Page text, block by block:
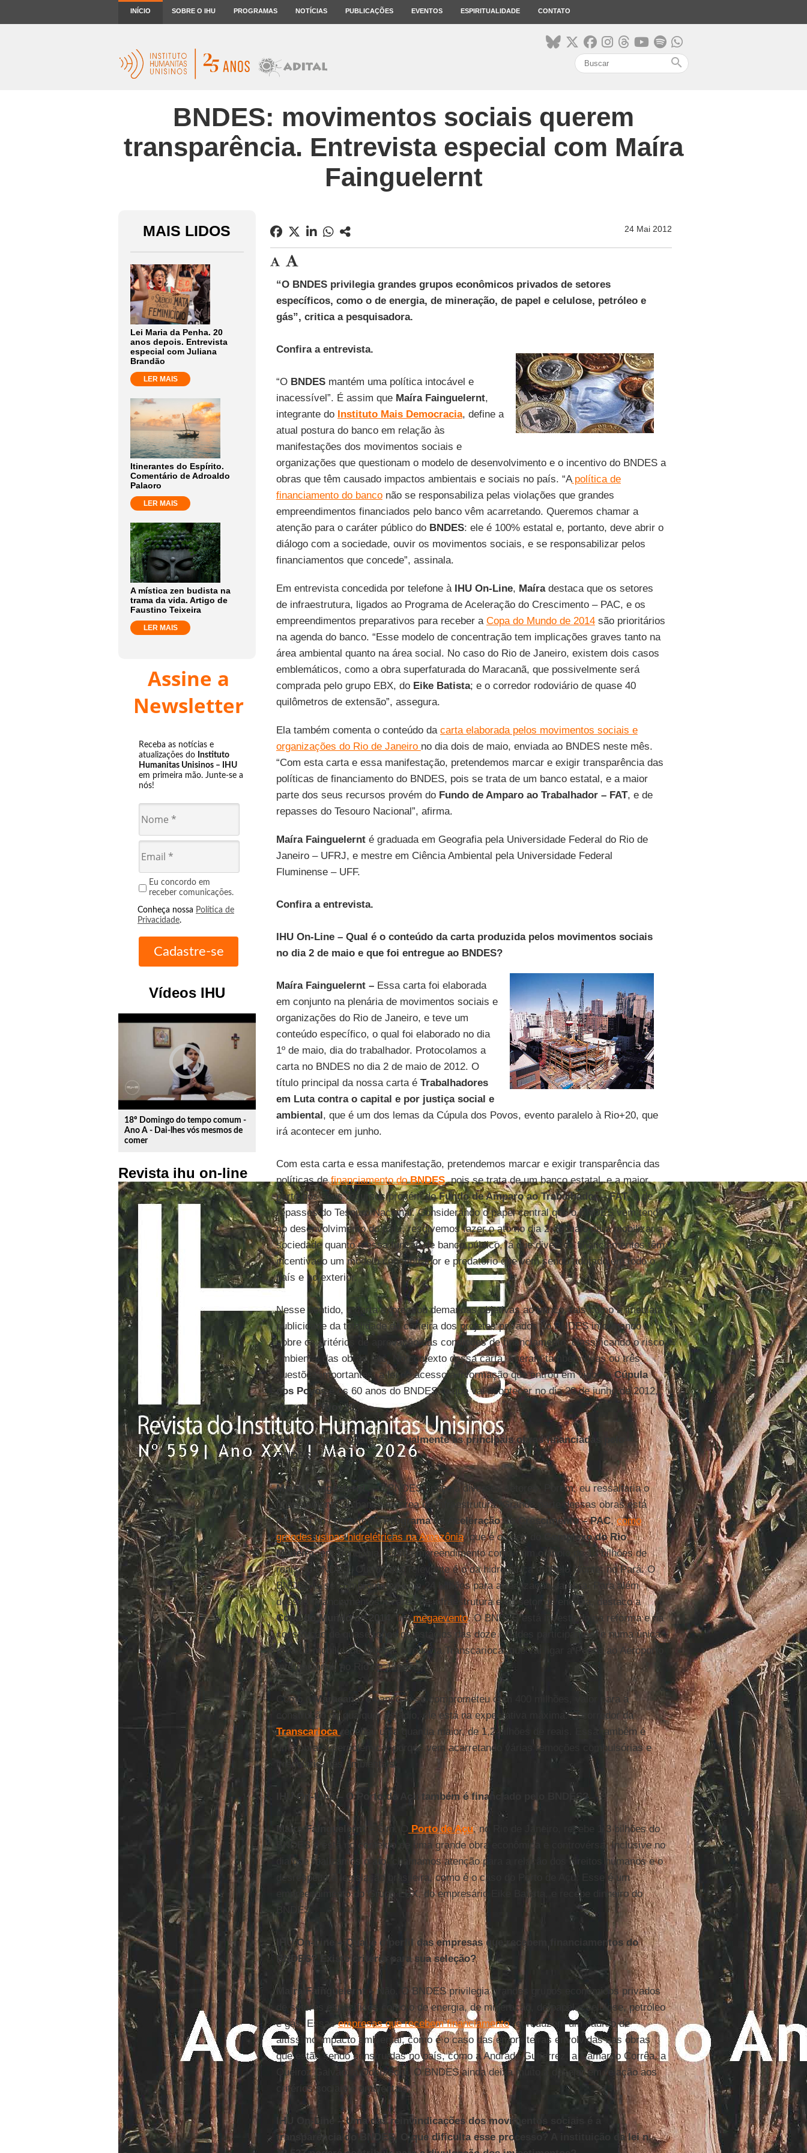
INÍCIO SOBRE O IHU PROGRAMAS NOTÍCIAS PUBLICAÇÕES EVENTOS ESPIRITUALIDADE CONTATO
search
BNDES: movimentos sociais querem
transparência. Entrevista especial com Maíra
Fainguelernt
MAIS LIDOS
Lei Maria da Penha. 20
anos depois. Entrevista
especial com Juliana
Brandão
LER MAIS
Itinerantes do Espírito.
Comentário de Adroaldo
Palaoro
LER MAIS
A mística zen budista na
trama da vida. Artigo de
Faustino Teixeira
LER MAIS
Assine a
Newsletter
Receba as notícias e
atualizações do Instituto
Humanitas Unisinos – IHU
em primeira mão. Junte-se a
nós!
Eu concordo em
receber comunicações.
Conheça nossa Política de
Privacidade.
Vídeos IHU
play_circle_outline
18º Domingo do tempo comum -
Ano A - Dai-lhes vós mesmos de
comer
Revista ihu on-line
24 Mai 2012
“O BNDES privilegia grandes grupos econômicos privados de setores
específicos, como o de energia, de mineração, de papel e celulose, petróleo e
gás”, critica a pesquisadora.
Confira a entrevista.
“O BNDES mantém uma política intocável e
inacessível”. É assim que Maíra Fainguelernt,
integrante do Instituto Mais Democracia, define a
atual postura do banco em relação às
manifestações dos movimentos sociais e
organizações que questionam o modelo de desenvolvimento e o incentivo do BNDES a
obras que têm causado impactos ambientais e sociais no país. “Apolítica de
financiamento do banconão se responsabiliza pelas violações que grandes
empreendimentos financiados pelo banco vêm acarretando. Queremos chamar a
atenção para o caráter público do BNDES: ele é 100% estatal e, portanto, deve abrir o
diálogo com a sociedade, ouvir os movimentos sociais, e se responsabilizar pelos
financiamentos que concede”, assinala.
Em entrevista concedida por telefone àIHU On-Line, Maíra destaca que os setores
de infraestrutura, ligados ao Programa de Aceleração do Crescimento – PAC, e os
empreendimentos preparativos para receber a Copa do Mundo de 2014são prioritários
na agenda do banco. “Esse modelo de concentração tem implicações graves tanto na
área ambiental quanto na área social. No caso do Rio de Janeiro, existem dois casos
emblemáticos, como a obra superfaturada do Maracanã, que possivelmente será
comprada pelo grupo EBX, do Eike Batista; e o corredor rodoviário de quase 40
quilômetros de extensão”, assegura.
Ela também comenta o conteúdo da carta elaborada pelos movimentos sociais e
organizações do Rio de Janeiro no dia dois de maio, enviada ao BNDES neste mês.
“Com esta carta e essa manifestação, pretendemos marcar e exigir transparência das
políticas de financiamento do BNDES, pois se trata de um banco estatal, e a maior
parte dos seus recursos provém do Fundo de Amparo ao Trabalhador – FAT, e de
repasses do Tesouro Nacional”, afirma.
Maíra Fainguelernt é graduada em Geografia pela Universidade Federal do Rio de
Janeiro – UFRJ, e mestre em Ciência Ambiental pela Universidade Federal
Fluminense – UFF.
Confira a entrevista.
IHU On-Line – Qual é o conteúdo da carta produzida pelos movimentos sociais
no dia 2 de maio e que foi entregue ao BNDES?
Maíra Fainguelernt –Essa carta foi elaborada
em conjunto na plenária de movimentos sociais e
organizações do Rio de Janeiro, e teve um
conteúdo específico, o qual foi elaborado no dia
1º de maio, dia do trabalhador. Protocolamos a
carta no BNDES no dia 2 de maio de 2012. O
título principal da nossa carta éTrabalhadores
em Luta contra o capital e por justiça social e
ambiental, que é um dos lemas da Cúpula dos Povos, evento paralelo à Rio+20, que
irá acontecer em junho.
Com esta carta e essa manifestação, pretendemos marcar e exigir transparência das
políticas definanciamento doBNDES, pois se trata de um banco estatal, e a maior
parte dos seus recursos provém doFundo de Amparo ao Trabalhador – FAT, e de
repasses do Tesouro Nacional. Considerando o papel central que o BNDES vem tendo
no desenvolvimento do país, resolvemos fazer o ato no dia 2 de maio para mobilizar a
sociedade quanto a essa função de banco público, já que diversos financiamentos têm
incentivado um modelo concentrador e predatório que vem sendo adotado em todo o
país e no exterior.
Nesse sentido, a carta expressou demandas objetivas ao banco, tais como a imediata
publicidade da totalidade da carteira dos projetos privados do BNDES informando
sobre os critérios de aprovação das condições de financiamento, classificando o risco
ambiental das obras, etc. No contexto dessa carta, tiveram também duas ou três
questões importantes: a lei de acesso à informação que entrou em vigor, aCúpula
dos Povose os 60 anos do BNDES, o que vai acontecer no dia 20 de junho de 2012,
durante aRio+20.
IHU On-Line – Quais são atualmente as principais obras financiadas pelo
BNDES?
Maíra Fainguelernt –O BNDES financia diversos setores. Porém, eu ressaltaria o
financiamento do banco na área de infraestrutura. Grande parte dessas obras está
inserida no contexto doPrograma de Aceleração do Crescimento – PAC,como
grandes usinas hidrelétricas na Amazônia, que é o caso do
Complexo do Rio
Madeira, em Rondônia. Esse empreendimento conta com o apoio de 13 bilhões de
reais do BNDES. Outro caso relevante é o da hidrelétrica de Belo Monte, no Pará. O
BNDES já se comprometeu com 24 bilhões para a realização da obra. Para além
desses financiamentos na área de infraestrutura e do setor de energia, destaco a
Copa do Mundo de 2014
, ummegaevento. O BNDES está investindo na reforma e na
construção de quase todos os estádios das doze cidades participantes, e numa única
obra de mobilidade urbana, a rodovia Transcarioca, que vai ligar a Penha ao Aeroporto
Internacional, no Rio de Janeiro.
Como o Maracanã, o banco já se comprometeu com 400 milhões, valor para a
construção de qualquer estádio, ele está na expectativa máxima. O corredor da
Transcariocarecebeu uma quantia maior, de 1,2 bilhões de reais. Essa também é
uma obra superpolêmica, porque vem acarretando várias remoções compulsórias e
irregularidades ambientais.
IHU On-Line – O Porto de Açu também é financiado pelo BNDES?
Maíra Fainguelernt – Sim. O Porto de Açu, no Rio de Janeiro, recebe 1,3 bilhões do
BNDES e está no contexto de uma grande obra econômica e controvérsa. Inclusive no
dia que realizamos o ato, chamamos atenção para a relação dos direitos humanos e o
desrespeito à legislação brasileira, como é o caso do Porto de Açu. Esse é um
empreendimento do Grupo EBX, do empresário Eike Batista, e recebe dinheiro do
BNDES.
IHU On-Line – Qual é o perfil das empresas que recebem financiamentos do
BNDES? Existe critério para sua seleção?
Maíra Fainguelernt –Não. O BNDES privilegia grandes grupos econômicos privados
de setores específicos como o de energia, de mineração, de papel e celulose, petróleo
e gás. Essasempresas que recebem financiamentoreproduzem um padrão de
altíssimo impacto ambiental, como é o caso das empreiteiras envolvidas nas obras
que estão sendo construídas no país, como a Andrade Gutierrez, a Camargo Corrêa, a
Queiroz Galvão, a Odebrecht. O BNDES ainda deixa muito a desejar em relação aos
critérios sociais e ambientais.
IHU On-Line – Uma das reinvindicações dos movimentos sociais é a
transparência do BNDES. O que dificulta esse processo? A instituição da lei n.